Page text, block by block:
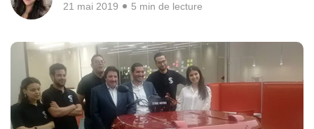
21 mai 2019 5 min de lecture